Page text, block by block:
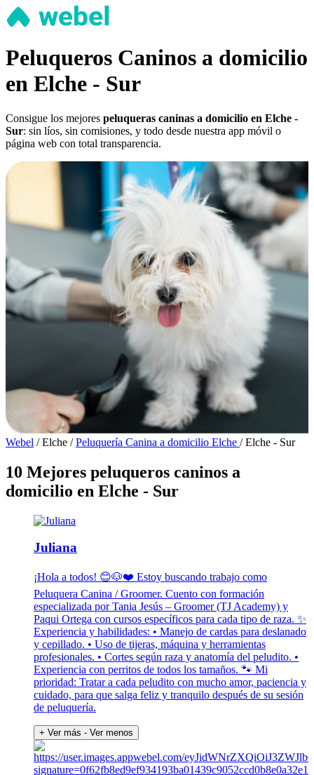
Peluqueros Caninos a domicilio
en Elche - Sur
Consigue los mejores peluqueras caninas a domicilio en Elche -
Sur: sin líos, sin comisiones, y todo desde nuestra app móvil o
página web con total transparencia.
Webel / Elche / Peluquería Canina a domicilio Elche / Elche - Sur
10 Mejores peluqueros caninos a
domicilio en Elche - Sur
Juliana
¡Hola a todos! 😊🐶❤️ Estoy buscando trabajo como
Peluquera Canina / Groomer. Cuento con formación
especializada por Tania Jesús – Groomer (TJ Academy) y
Paqui Ortega con cursos específicos para cada tipo de raza. ✨
Experiencia y habilidades: • Manejo de cardas para deslanado
y cepillado. • Uso de tijeras, máquina y herramientas
profesionales. • Cortes según raza y anatomía del peludito. •
Experiencia con perritos de todos los tamaños. 🐾 Mi
prioridad: Tratar a cada peludito con mucho amor, paciencia y
cuidado, para que salga feliz y tranquilo después de su sesión
de peluquería.
+ Ver más - Ver menos